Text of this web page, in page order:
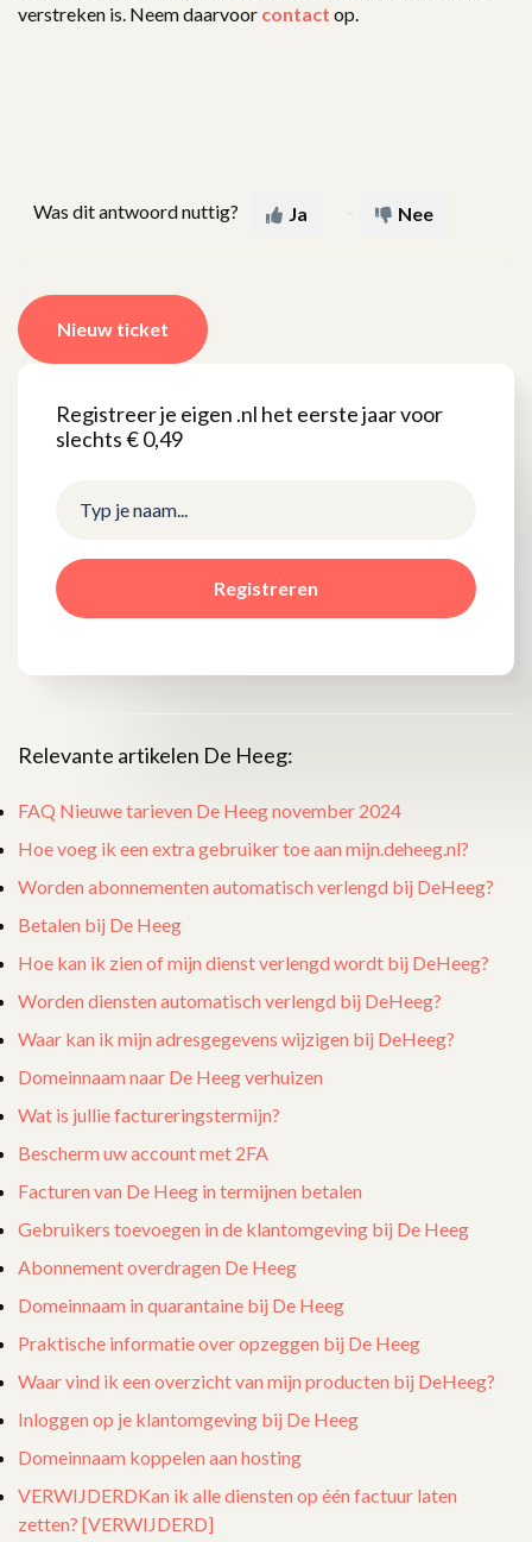
verstreken is. Neem daarvoor contact op.
Was dit antwoord nuttig? Ja Nee
Nieuw ticket
Registreer je eigen .nl het eerste jaar voor
slechts € 0,49
Registreren
Relevante artikelen De Heeg:
FAQ Nieuwe tarieven De Heeg november 2024
Hoe voeg ik een extra gebruiker toe aan mijn.deheeg.nl?
Worden abonnementen automatisch verlengd bij DeHeeg?
Betalen bij De Heeg
Hoe kan ik zien of mijn dienst verlengd wordt bij DeHeeg?
Worden diensten automatisch verlengd bij DeHeeg?
Waar kan ik mijn adresgegevens wijzigen bij DeHeeg?
Domeinnaam naar De Heeg verhuizen
Wat is jullie factureringstermijn?
Bescherm uw account met 2FA
Facturen van De Heeg in termijnen betalen
Gebruikers toevoegen in de klantomgeving bij De Heeg
Abonnement overdragen De Heeg
Domeinnaam in quarantaine bij De Heeg
Praktische informatie over opzeggen bij De Heeg
Waar vind ik een overzicht van mijn producten bij DeHeeg?
Inloggen op je klantomgeving bij De Heeg
Domeinnaam koppelen aan hosting
VERWIJDERDKan ik alle diensten op één factuur laten
zetten? [VERWIJDERD]